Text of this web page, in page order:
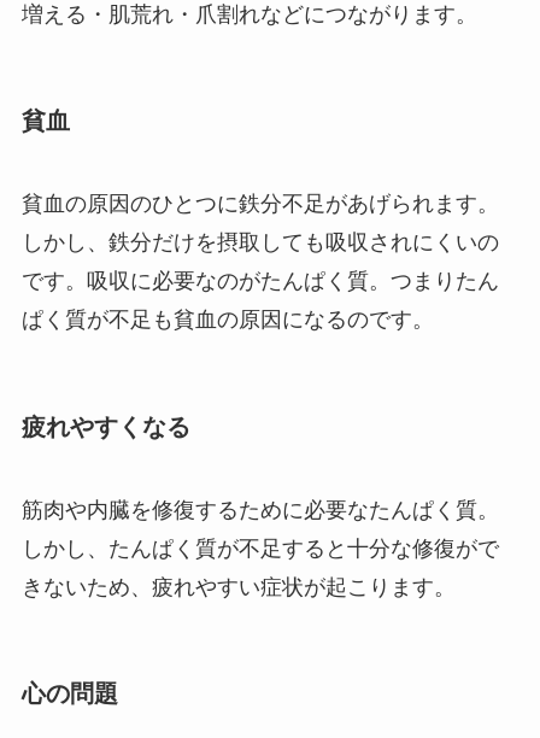
増える・肌荒れ・爪割れなどにつながります。
貧血
貧血の原因のひとつに鉄分不足があげられます。
しかし、鉄分だけを摂取しても吸収されにくいの
です。吸収に必要なのがたんぱく質。つまりたん
ぱく質が不足も貧血の原因になるのです。
疲れやすくなる
筋肉や内臓を修復するために必要なたんぱく質。
しかし、たんぱく質が不足すると十分な修復がで
きないため、疲れやすい症状が起こります。
心の問題